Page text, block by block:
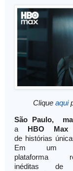
Cliqueaqui
São Paulo,
a
HBO
de histórias
Em um
inéditas